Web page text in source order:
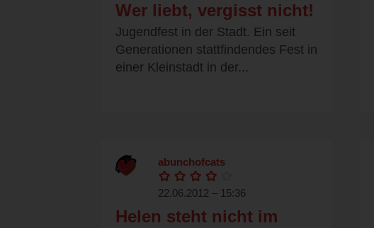
Wer liebt, vergisst nicht!
Jugendfest in der Stadt. Ein seit
Generationen stattfindendes Fest in
einer Kleinstadt in der...
abunchofcats
22.06.2012 – 15:36
Helen steht nicht im